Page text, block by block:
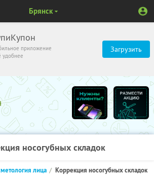
приложение
удобнее
Загрузить
Брянск
носогубных складок
лица Коррекция носогубных складок